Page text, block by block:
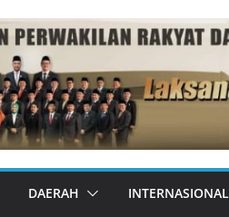
DAERAH INTERNASIONAL